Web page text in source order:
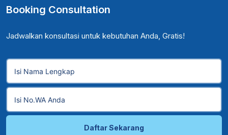
Booking Consultation
Jadwalkan konsultasi untuk kebutuhan Anda, Gratis!
Daftar Sekarang